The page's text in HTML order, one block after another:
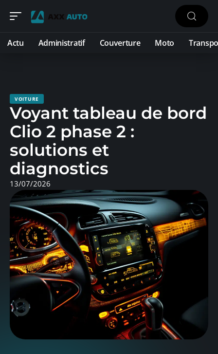
Actu Administratif Couverture Moto
VOITURE
Voyant tableau de bord
Clio 2 phase 2 :
solutions et
diagnostics
13/07/2026